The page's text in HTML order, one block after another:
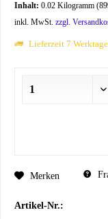
Inhalt: 0.02 Kilogramm
inkl. MwSt. zzgl.
Lieferzeit 7 Werktage
Merken
Artikel-Nr.: